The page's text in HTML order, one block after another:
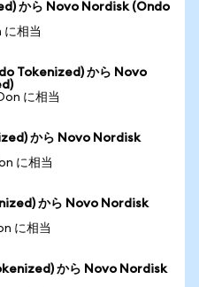
から Novo Nordisk (Ondo
に相当
Tokenized) から Novo
に相当
から Novo Nordisk
に相当
から Novo Nordisk
に相当
から Novo Nordisk